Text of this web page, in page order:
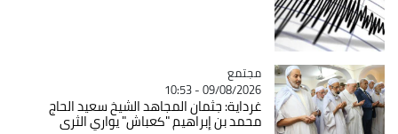
Catégorie
مجتمع
09/08/2026 - 10:53
غرداية: جثمان المجاهد الشيخ سعيد الحاج
محمد بن إبراهيم "كعباش" يواري الثرى